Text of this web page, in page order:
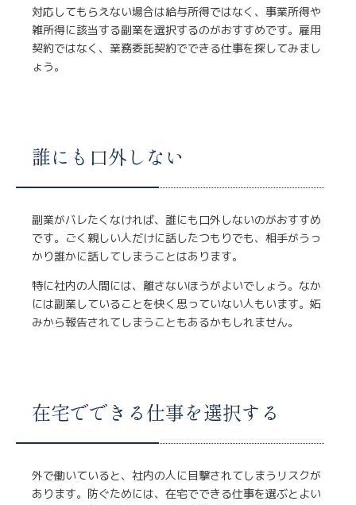
対応してもらえない場合は給与所得ではなく、事業所得や
雑所得に該当する副業を選択するのがおすすめです。雇用
契約ではなく、業務委託契約でできる仕事を探してみまし
ょう。
誰にも口外しない
副業がバレたくなければ、誰にも口外しないのがおすすめ
です。ごく親しい人だけに話したつもりでも、相手がうっ
かり誰かに話してしまうことはあります。
特に社内の人間には、離さないほうがよいでしょう。なか
には副業していることを快く思っていない人もいます。妬
みから報告されてしまうこともあるかもしれません。
在宅でできる仕事を選択する
外で働いていると、社内の人に目撃されてしまうリスクが
あります。防ぐためには、在宅でできる仕事を選ぶとよい